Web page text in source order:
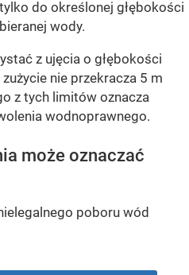
do określonej głębokości
wody.
z ujęcia o głębokości
nie przekracza 5 m
z tych limitów oznacza
wodnoprawnego.
może oznaczać
poboru wód